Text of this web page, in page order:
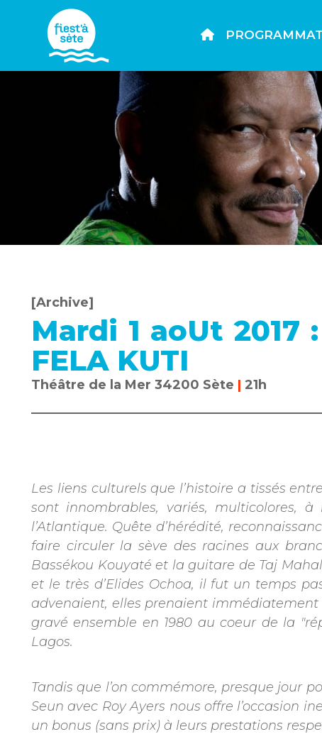
[Archive]
Mardi 1 aoUt 2017
FELA KUTI
Théâtre de la Mer 34200 Sète | 21h
Les liens culturels que l’histoire a tissés
sont innombrables, variés, multicolores,
l’Atlantique. Quête d’hérédité,
faire circuler la sève des racines aux
Bassékou Kouyaté et la guitare de Taj
et le très d’Elides Ochoa, il fut un temps
advenaient, elles prenaient immédiatement
gravé ensemble en 1980 au coeur de la
Lagos.
Tandis que l’on commémore, presque jour
Seun avec Roy Ayers nous offre l’occasion
un bonus (sans prix) à leurs prestations